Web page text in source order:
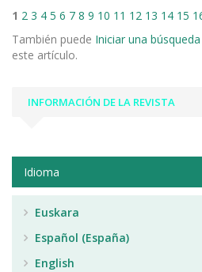
1 2 3 4 5 6 7 8 9 10 11 12 13 14 15
También puede Iniciar una
este artículo.
INFORMACIÓN DE LA REVISTA
Idioma
Euskara
Español (España)
English